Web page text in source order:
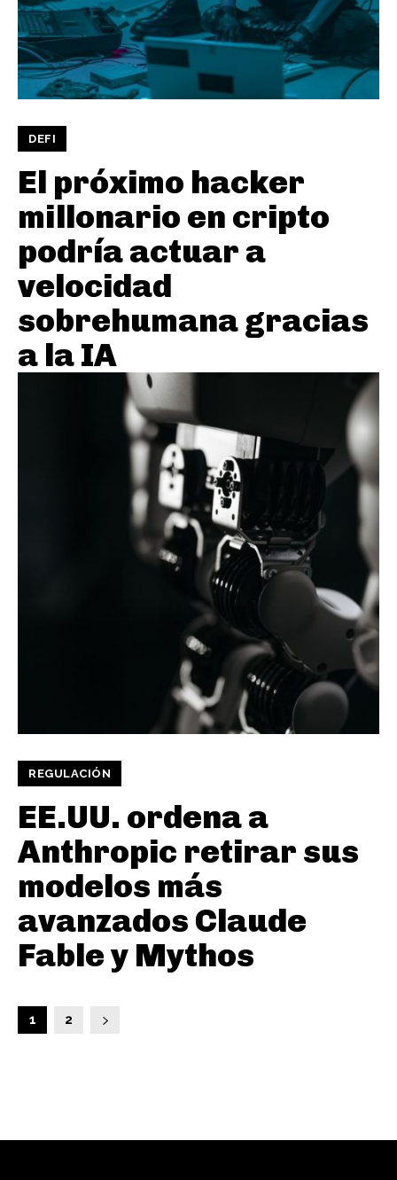
DEFI
El próximo hacker
millonario en cripto
podría actuar a
velocidad
sobrehumana gracias
a la IA
REGULACIÓN
EE.UU. ordena a
Anthropic retirar sus
modelos más
avanzados Claude
Fable y Mythos
1 2